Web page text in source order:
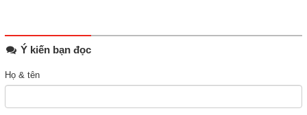
Ý kiến bạn đọc
Họ & tên